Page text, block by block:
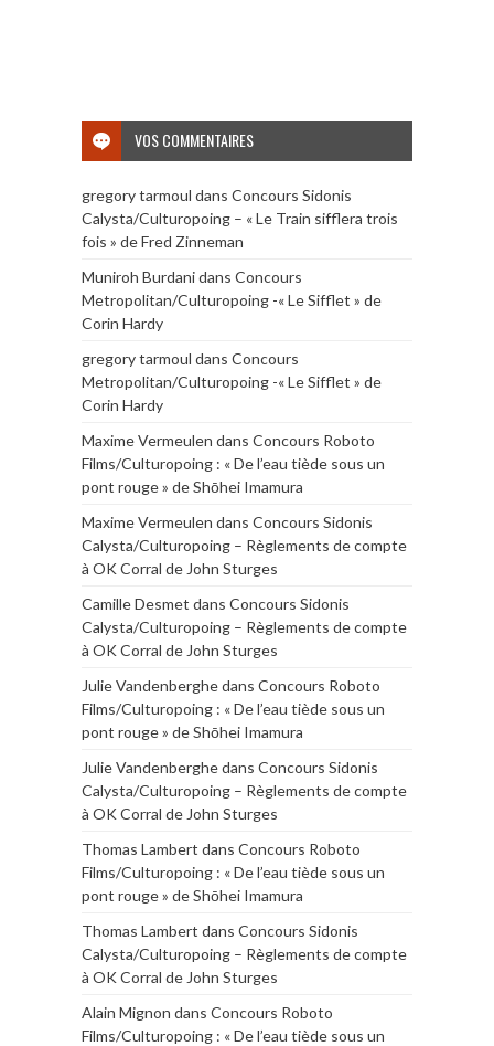
VOS COMMENTAIRES
gregory tarmoul dans Concours Sidonis
Calysta/Culturopoing – « Le Train sifflera trois
fois » de Fred Zinneman
Muniroh Burdanidans Concours
Metropolitan/Culturopoing -« Le Sifflet » de
Corin Hardy
gregory tarmoul dans Concours
Metropolitan/Culturopoing -« Le Sifflet » de
Corin Hardy
Maxime Vermeulen dans Concours Roboto
Films/Culturopoing : « De l’eau tiède sous un
pont rouge » de Shōhei Imamura
Maxime Vermeulen dans Concours Sidonis
Calysta/Culturopoing – Règlements de compte
à OK Corral de John Sturges
Camille Desmet dans Concours Sidonis
Calysta/Culturopoing – Règlements de compte
à OK Corral de John Sturges
Julie Vandenberghedans Concours Roboto
Films/Culturopoing : « De l’eau tiède sous un
pont rouge » de Shōhei Imamura
Julie Vandenberghedans Concours Sidonis
Calysta/Culturopoing – Règlements de compte
à OK Corral de John Sturges
Thomas Lambert dans Concours Roboto
Films/Culturopoing : « De l’eau tiède sous un
pont rouge » de Shōhei Imamura
Thomas Lambert dans Concours Sidonis
Calysta/Culturopoing – Règlements de compte
à OK Corral de John Sturges
Alain Mignon dans Concours Roboto
Films/Culturopoing : « De l’eau tiède sous un